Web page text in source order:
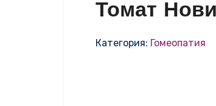
Томат
Категория: Гомеопатия